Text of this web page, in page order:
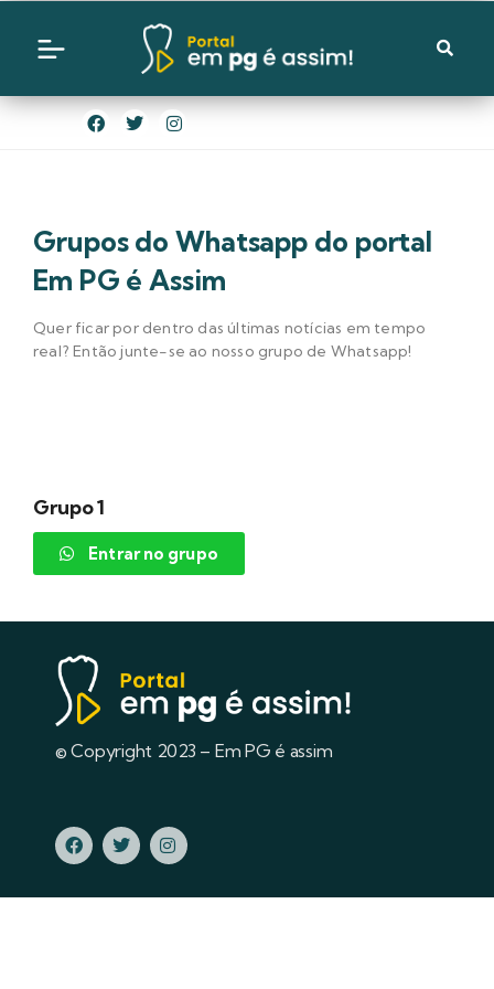
Grupos do Whatsapp do portal
Em PG é Assim
Quer ficar por dentro das últimas notícias em tempo
real? Então junte-se ao nosso grupo de Whatsapp!
Grupo 1
Entrar no grupo
© Copyright 2023 – Em PG é assim